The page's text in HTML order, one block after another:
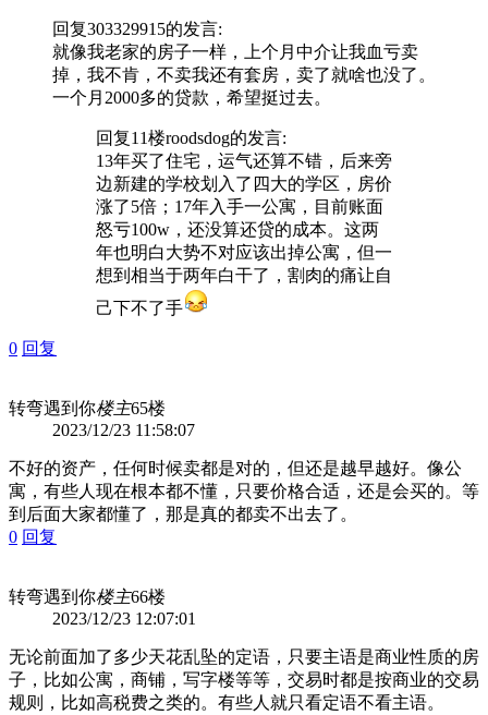
回复303329915的发言:
就像我老家的房子一样，上个月中介让我血亏卖
掉，我不肯，不卖我还有套房，卖了就啥也没了。
一个月2000多的贷款，希望挺过去。
回复11楼roodsdog的发言:
13年买了住宅，运气还算不错，后来旁
边新建的学校划入了四大的学区，房价
涨了5倍；17年入手一公寓，目前账面
怒亏100w，还没算还贷的成本。这两
年也明白大势不对应该出掉公寓，但一
想到相当于两年白干了，割肉的痛让自
己下不了手
0 回复
转弯遇到你楼主65楼
2023/12/23 11:58:07
不好的资产，任何时候卖都是对的，但还是越早越好。像公
寓，有些人现在根本都不懂，只要价格合适，还是会买的。等
到后面大家都懂了，那是真的都卖不出去了。
0 回复
转弯遇到你楼主66楼
2023/12/23 12:07:01
无论前面加了多少天花乱坠的定语，只要主语是商业性质的房
子，比如公寓，商铺，写字楼等等，交易时都是按商业的交易
规则，比如高税费之类的。有些人就只看定语不看主语。